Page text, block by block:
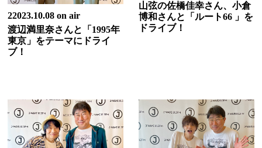
22023.10.08 on air
渡辺満里奈さんと「1995年
東京」をテーマにドライ
ブ！
山弦の佐橋佳幸さん、小倉
博和さんと「ルート66 」を
ドライブ！